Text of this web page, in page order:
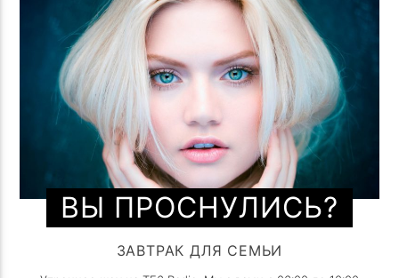
ВЫ ПРОСНУЛИСЬ?
ЗАВТРАК ДЛЯ СЕМЬИ